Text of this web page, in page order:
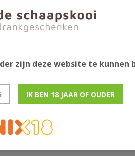
zijn deze website te kunnen
IK BEN 18 JAAR OF OUDER